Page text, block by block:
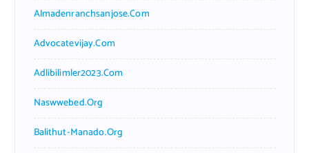
Almadenranchsanjose.com
Advocatevijay.com
Adlibilimler2023.com
Naswwebed.org
Balithut-Manado.org